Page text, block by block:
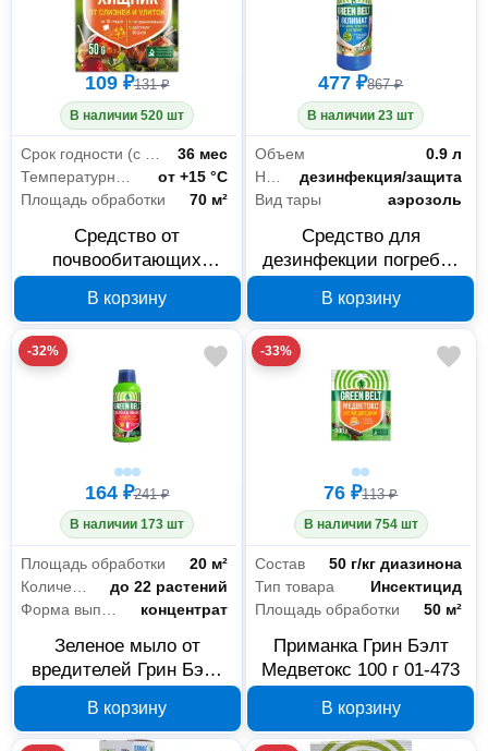
109 ₽131 ₽
В наличии 520 шт
Срок годности (с даты изготовления)
36 мес
от +15 °С
Площадь обработки
70 м²
Средство от
почвообитающих
Хищник 50 г 01-582
В корзину
477 ₽867 ₽
В наличии 23 шт
Объем
0.9 л
дезинфекция/защита
Вид тары
аэрозоль
Средство для
дезинфекции погребов
ЭкоКлимат 900 мл 01-
924
В корзину
-32%
164 ₽241 ₽
В наличии 173 шт
Площадь обработки
20 м²
до 22 растений
концентрат
Зеленое мыло от
вредителей Грин Бэлт
В корзину
-33%
76 ₽113 ₽
В наличии 754 шт
Состав
50 г/кг диазинона
Тип товара
Инсектицид
Площадь обработки
50 м²
Приманка Грин Бэлт
Медветокс 100 г 01-473
В корзину